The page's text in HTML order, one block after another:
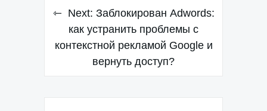
Навигация
записям
Next: Заблокирован Adwords:
как устранить проблемы с
контекстной рекламой Google и
вернуть доступ?